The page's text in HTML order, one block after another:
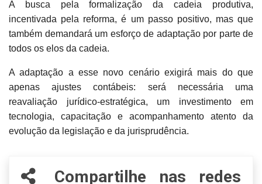
A busca pela formalização da cadeia produtiva,
incentivada pela reforma, é um passo positivo, mas que
também demandará um esforço de adaptação por parte de
todos os elos da cadeia.
A adaptação a esse novo cenário exigirá mais do que
apenas ajustes contábeis: será necessária uma
reavaliação jurídico-estratégica, um investimento em
tecnologia, capacitação e acompanhamento atento da
evolução da legislação e da jurisprudência.
Compartilhe nas redes